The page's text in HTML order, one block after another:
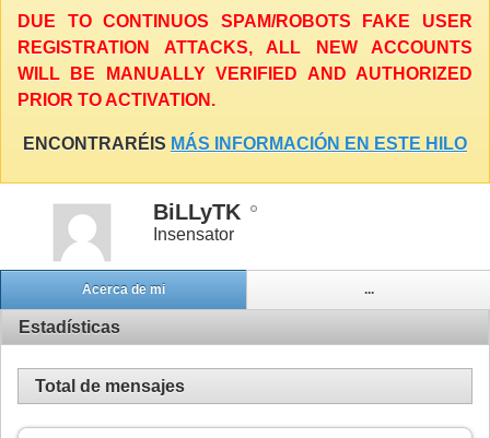
DUE TO CONTINUOS SPAM/ROBOTS FAKE USER
REGISTRATION ATTACKS, ALL NEW ACCOUNTS
WILL BE MANUALLY VERIFIED AND AUTHORIZED
PRIOR TO ACTIVATION.
ENCONTRARÉIS MÁS INFORMACIÓN EN ESTE HILO
BiLLyTK
Insensator
Acerca de mi ...
Estadísticas
Total de mensajes